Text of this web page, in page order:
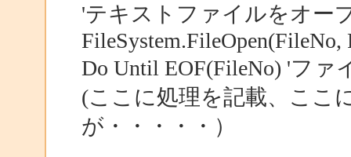
'テキストファイルをオー
FileSystem.FileOpen(FileNo,
Do Until EOF(FileNo) 'フ
(ここに処理を記載、ここ
が・・・・・）